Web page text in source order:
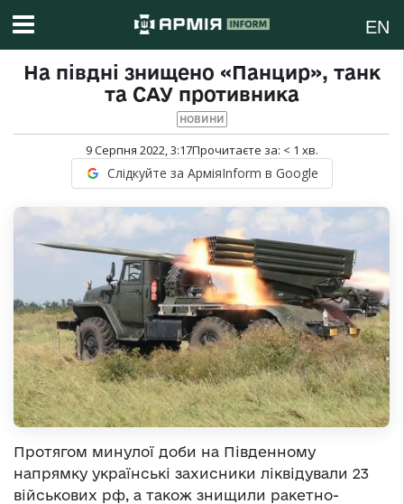
EN
На півдні знищено «Панцир», танк
та САУ противника
НОВИНИ
9 Серпня 2022, 3:17Прочитаєте за: < 1 хв.
Слідкуйте за АрміяInform в Google
Протягом минулої доби на Південному
напрямку українські захисники ліквідували 23
військових рф, а також знищили ракетно-